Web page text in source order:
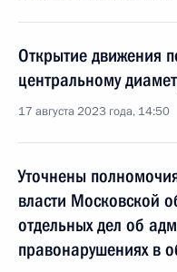
Открытие движения
центральному
17 августа 2023 года, 14:50
Уточнены
власти Московской
отдельных дел об
правонарушениях в